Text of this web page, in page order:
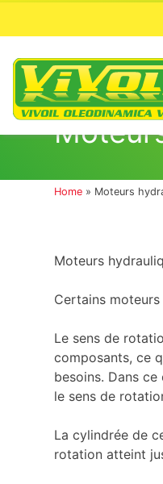
Aller
au
contenu
Home » Moteurs
Moteurs
Certains
Le sens de
composants, ce
besoins. Dans
le sens de
La cylindrée de
rotation atteint